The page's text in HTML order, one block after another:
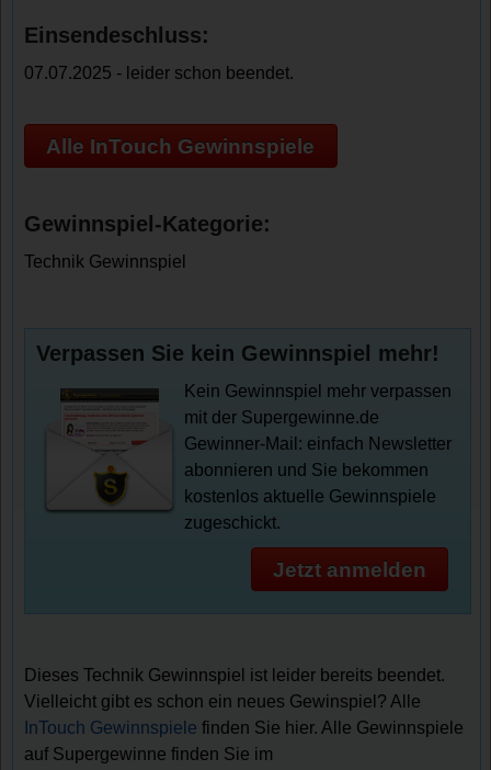
Einsendeschluss:
07.07.2025 - leider schon beendet.
Alle InTouch Gewinnspiele
Gewinnspiel-Kategorie:
Technik Gewinnspiel
Verpassen Sie kein Gewinnspiel mehr!
Kein Gewinnspiel mehr verpassen
mit der Supergewinne.de
Gewinner-Mail: einfach Newsletter
abonnieren und Sie bekommen
kostenlos aktuelle Gewinnspiele
zugeschickt.
Jetzt anmelden
Dieses Technik Gewinnspiel ist leider bereits beendet.
Vielleicht gibt es schon ein neues Gewinspiel? Alle
InTouch Gewinnspiele finden Sie hier. Alle Gewinnspiele
auf Supergewinne finden Sie im